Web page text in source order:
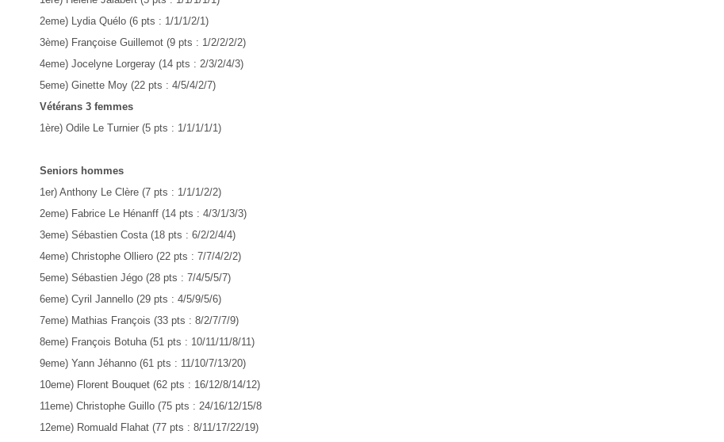
2eme) Lydia Quélo (6 pts : 1/1/1/2/1)
3ème) Françoise Guillemot (9 pts : 1/2/2/2/2)
4eme) Jocelyne Lorgeray (14 pts : 2/3/2/4/3)
5eme) Ginette Moy (22 pts : 4/5/4/2/7)
Vétérans 3 femmes
1ère) Odile Le Turnier (5 pts : 1/1/1/1/1)
Seniors hommes
1er) Anthony Le Clère (7 pts : 1/1/1/2/2)
2eme) Fabrice Le Hénanff (14 pts : 4/3/1/3/3)
3eme) Sébastien Costa (18 pts : 6/2/2/4/4)
4eme) Christophe Olliero (22 pts : 7/7/4/2/2)
5eme) Sébastien Jégo (28 pts : 7/4/5/5/7)
6eme) Cyril Jannello (29 pts : 4/5/9/5/6)
7eme) Mathias François (33 pts : 8/2/7/7/9)
8eme) François Botuha (51 pts : 10/11/11/8/11)
9eme) Yann Jéhanno (61 pts : 11/10/7/13/20)
10eme) Florent Bouquet (62 pts : 16/12/8/14/12)
11eme) Christophe Guillo (75 pts : 24/16/12/15/8
12eme) Romuald Flahat (77 pts : 8/11/17/22/19)